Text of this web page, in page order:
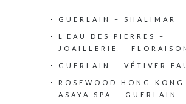
GUERLAIN – SHALIMAR
L’EAU DES PIERRES –
JOAILLERIE –
GUERLAIN – VÉTIVER
ROSEWOOD HONG KONG
ASAYA SPA – GUERLAIN